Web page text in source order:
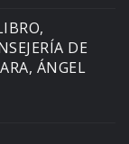
DE
ÁNGEL